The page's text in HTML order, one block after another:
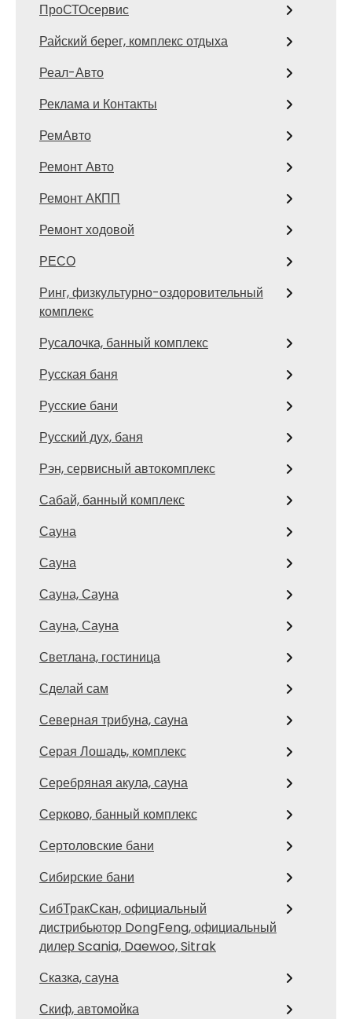
ПроСТОсервис
Райский берег, комплекс отдыха
Реал-Авто
Реклама и Контакты
РемАвто
Ремонт Авто
Ремонт АКПП
Ремонт ходовой
РЕСО
Ринг, физкультурно-оздоровительный
комплекс
Русалочка, банный комплекс
Русская баня
Русские бани
Русский дух, баня
Рэн, сервисный автокомплекс
Сабай, банный комплекс
Сауна
Сауна
Сауна, Сауна
Сауна, Сауна
Светлана, гостиница
Сделай сам
Северная трибуна, сауна
Серая Лошадь, комплекс
Серебряная акула, сауна
Серково, банный комплекс
Сертоловские бани
Сибирские бани
СибТракСкан, официальный
дистрибьютор DongFeng, официальный
дилер Scania, Daewoo, Sitrak
Сказка, сауна
Скиф, автомойка